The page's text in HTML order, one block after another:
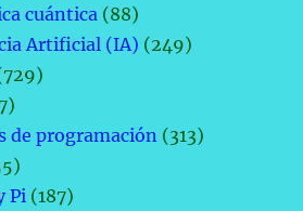
cuántica (88)
Artificial (IA) (249)
de programación (313)
Pi (187)